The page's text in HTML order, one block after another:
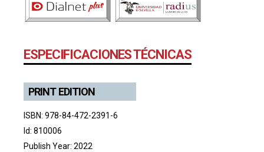
ESPECIFICACIONES TÉCNICAS
PRINT EDITION
ISBN: 978-84-472-2391-6
Id: 810006
Publish Year: 2022